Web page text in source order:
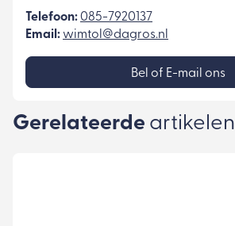
Bel of E-mail ons
Telefoon:085-7920137
Email:wimtol@dagros.nl
Gerelateerde artikelen